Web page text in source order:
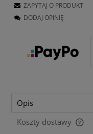
ZAPYTAJ O PRODUKT
DODAJ OPINIĘ
Opis
Koszty dostawy
Cena nie zawiera